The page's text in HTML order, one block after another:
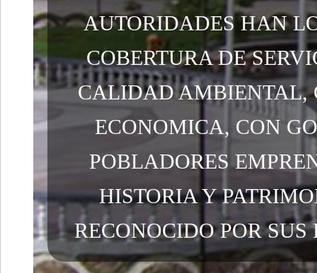
AUTORIDADES HAN
COBERTURA DE
CALIDAD AMBIENTAL,
ECONOMICA, CON
POBLADORES
HISTORIA Y
RECONOCIDO POR